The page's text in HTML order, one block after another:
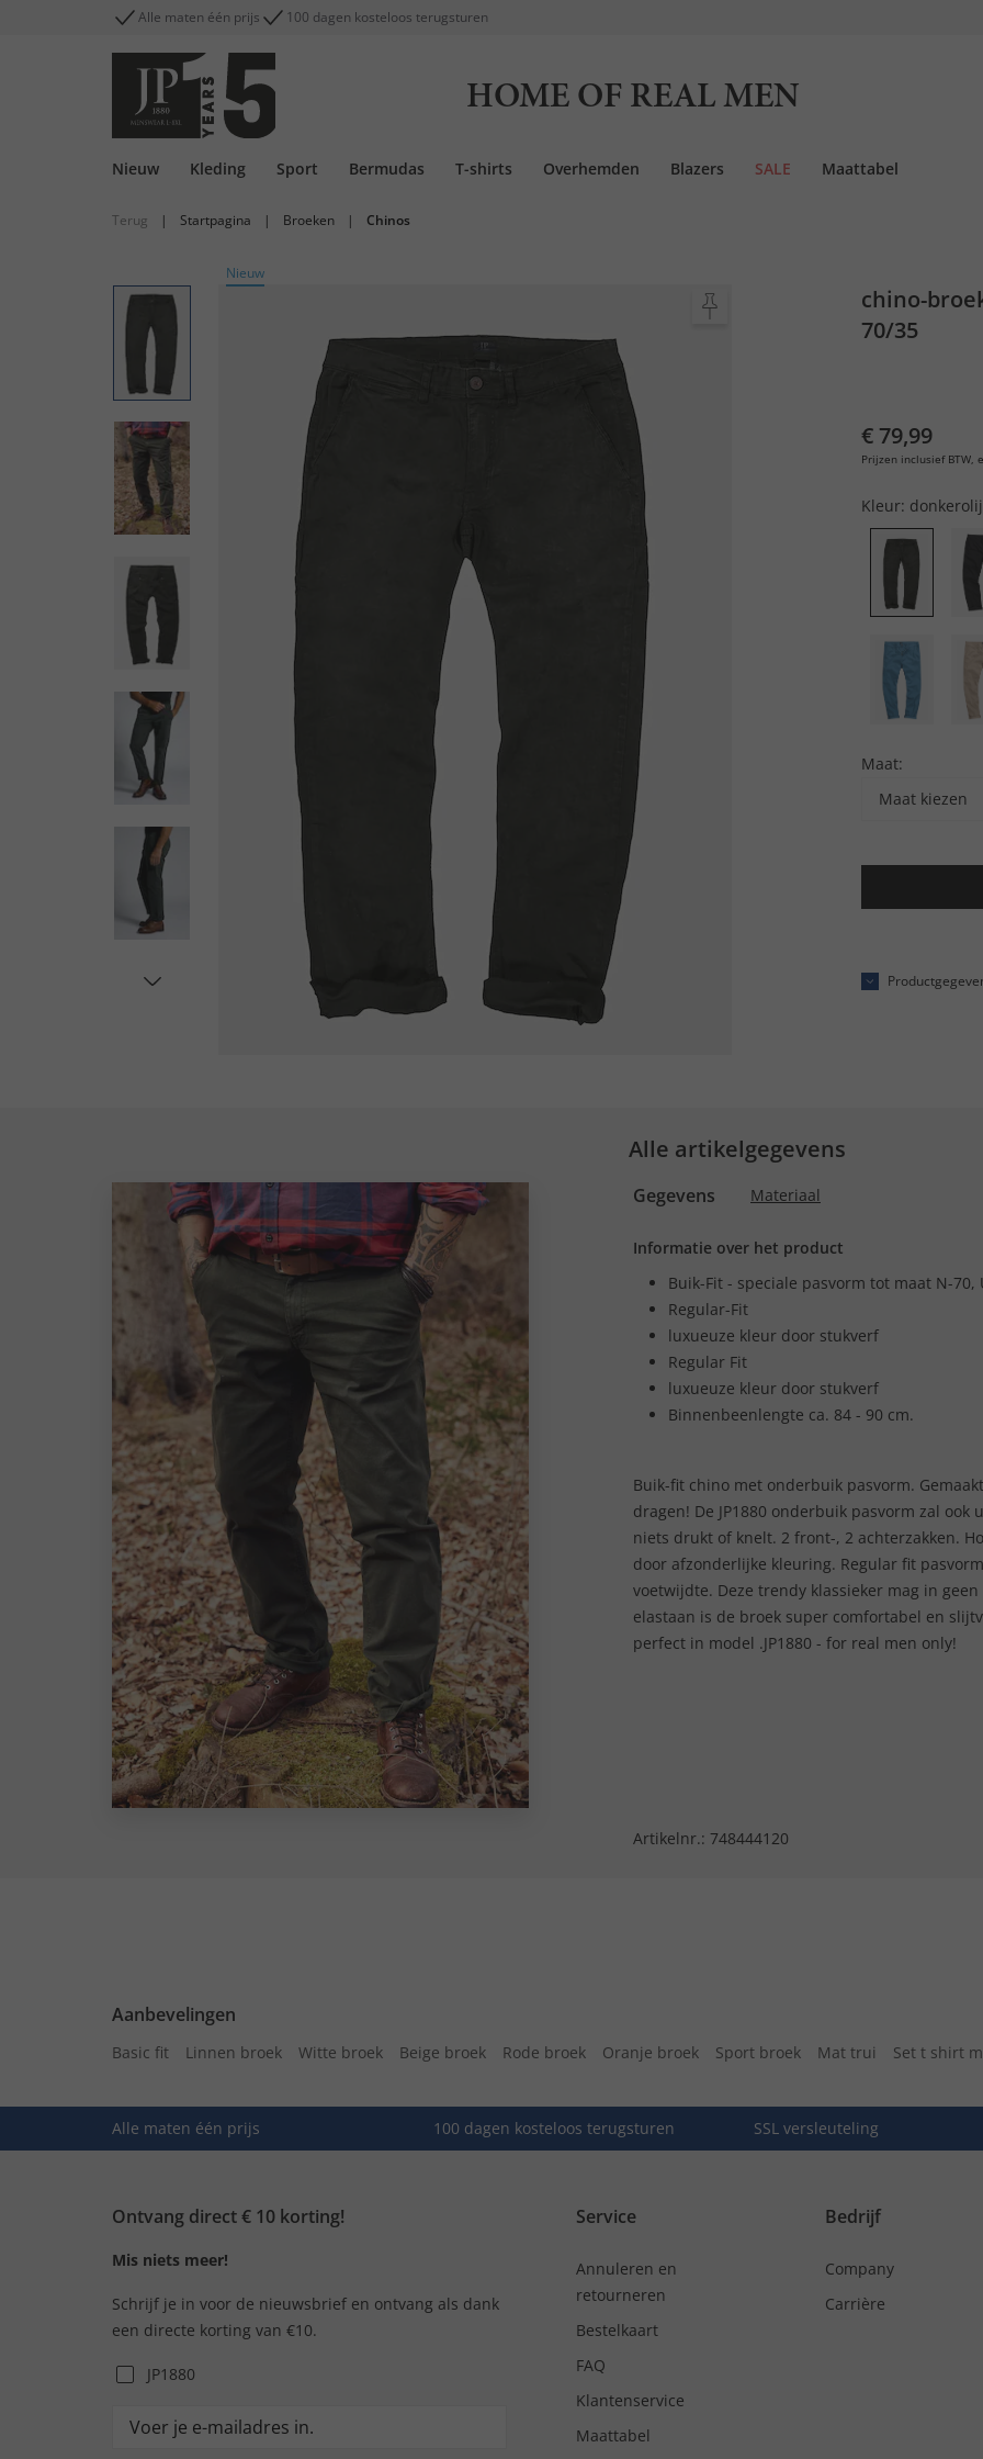
Alle maten één prijs 100 dagen kosteloos terugsturen
HOME OF REAL MEN
Nieuw Kleding Sport Bermudas T-shirts Overhemden Blazers SALE Maattabel
Terug | Startpagina | Broeken | Chinos
Nieuw
chino-
70/35
€ 79,99
Prijzen inclusief BTW,
Kleur:
Maat:
Maat kiezen
Alle artikelgegevens
Gegevens Materiaal
Informatie over het product
Buik-Fit - speciale pasvorm tot maat N-70,
Regular-Fit
luxueuze kleur door stukverf
Regular Fit
luxueuze kleur door stukverf
Binnenbeenlengte ca. 84 - 90 cm.
Buik-fit chino met onderbuik pasvorm.
dragen! De JP1880 onderbuik pasvorm zal
niets drukt of knelt. 2 front-, 2 achterzakken.
door afzonderlijke kleuring. Regular fit
voetwijdte. Deze trendy klassieker mag in
elastaan is de broek super comfortabel en
perfect in model .JP1880 - for real men only!
Artikelnr.: 748444120
Aanbevelingen
Basic fit Linnen broek Witte broek Beige broek Rode broek Oranje broek Sport broek Mat trui Set t shirt
Alle maten één prijs 100 dagen kosteloos terugsturen SSL versleuteling
Ontvang direct € 10 korting!
Mis niets meer!
Schrijf je in voor de nieuwsbrief en ontvang als dank
een directe korting van €10.
JP1880
Service
Annuleren en
retourneren
Bestelkaart
FAQ
Klantenservice
Maattabel
Bedrijf
Company
Carrière